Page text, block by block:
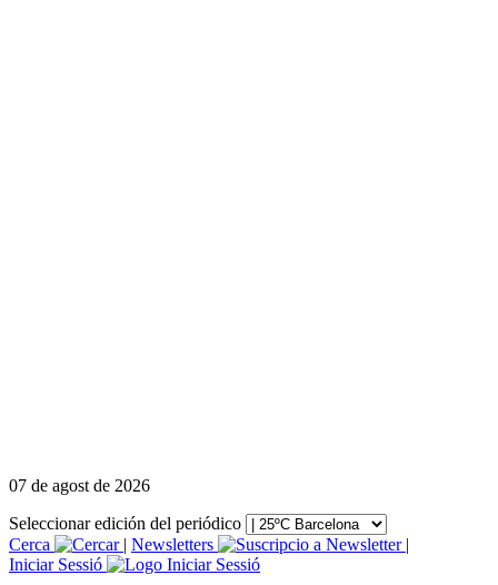
07 de agost de 2026
Seleccionar edición del periódico
Cerca
| Newsletters
|
Iniciar Sessió